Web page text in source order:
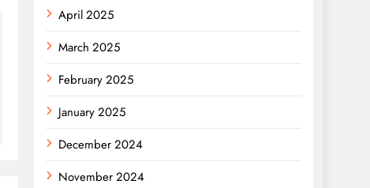
April 2025
March 2025
February 2025
January 2025
December 2024
November 2024